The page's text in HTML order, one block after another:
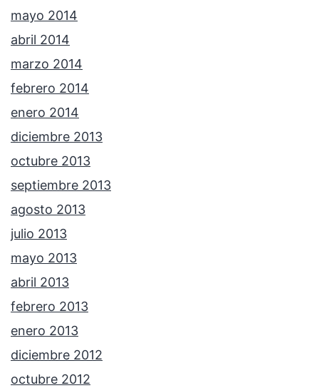
mayo 2014
abril 2014
marzo 2014
febrero 2014
enero 2014
diciembre 2013
octubre 2013
septiembre 2013
agosto 2013
julio 2013
mayo 2013
abril 2013
febrero 2013
enero 2013
diciembre 2012
octubre 2012